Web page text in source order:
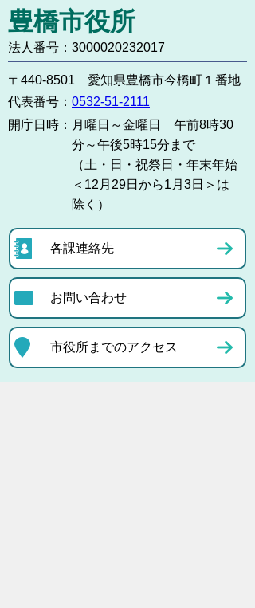
豊橋市役所
法人番号：3000020232017
〒440-8501 愛知県豊橋市今橋町１番地
代表番号： 0532-51-2111
開庁日時： 月曜日～金曜日 午前8時30
分～午後5時15分まで
（土・日・祝祭日・年末年始
＜12月29日から1月3日＞は
除く）
各課連絡先
お問い合わせ
市役所までのアクセス